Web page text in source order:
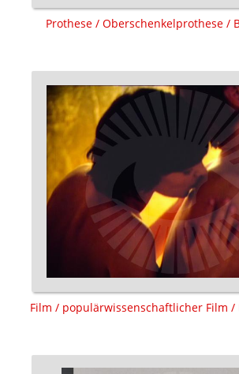
Prothese / Oberschenkelprothese /
Film / populärwissenschaftlicher Film